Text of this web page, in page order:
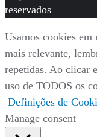
reservados
Usamos cookies em
mais relevante,
repetidas. Ao clicar
uso de TODOS os
Definições de
Manage consent